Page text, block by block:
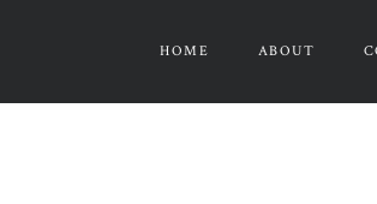
HOME ABOUT